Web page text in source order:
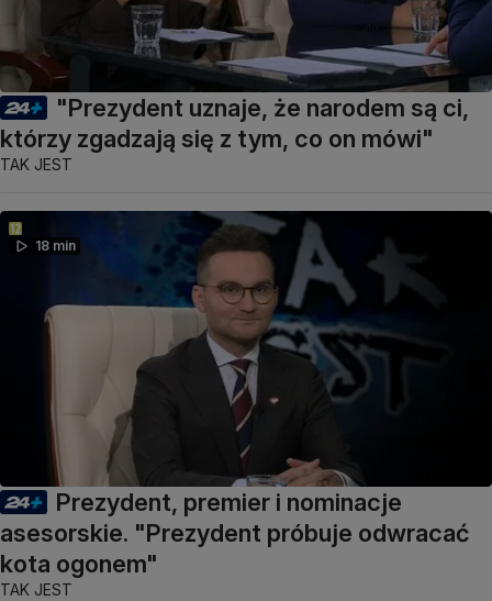
"Prezydent uznaje, że narodem są ci,
którzy zgadzają się z tym, co on mówi"
TAK JEST
18 min
Prezydent, premier i nominacje
asesorskie. "Prezydent próbuje odwracać
kota ogonem"
TAK JEST